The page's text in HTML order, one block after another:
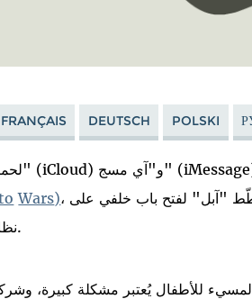
FRANÇAIS DEUTSCH POLSKI
Wars)، ستعرفون ما يعنيه ذلك: تخطّط "آبل" لفتح باب خلفي على
نظامها لتخزين البيانات ونظامها للتراسل.
للأطفال يُعتبر مشكلة كبيرة،